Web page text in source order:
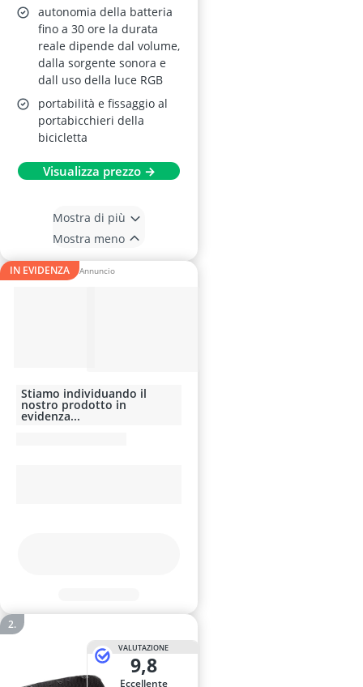
autonomia della batteria
fino a 30 ore la durata
reale dipende dal volume,
dalla sorgente sonora e
dall uso della luce RGB
portabilità e fissaggio al
portabicchieri della
bicicletta
Visualizza prezzo →
Mostra di più
Mostra meno
IN EVIDENZA
Stiamo individuando il
nostro prodotto in
evidenza...
VALUTAZIONE
9,8
Eccellente